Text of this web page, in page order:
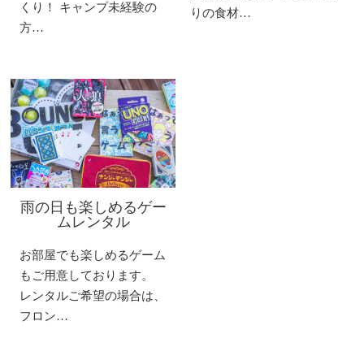
くり！ キャンプ未経験の
方…
りの食材…
雨の日も楽しめるゲー
ムレンタル
お部屋でも楽しめるゲーム
もご用意しております。
レンタルご希望の場合は、
フロン…